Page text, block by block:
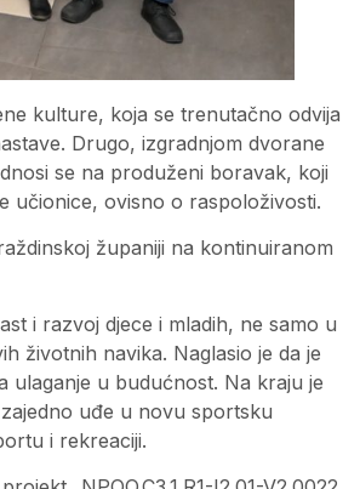
kulture, koja se trenutačno odvija
Drugo, izgradnjom dvorane
se na produženi boravak, koji
učionice, ovisno o raspoloživosti.
županiji na kontinuiranom
i razvoj djece i mladih, ne samo u
životnih navika. Naglasio je da je
ulaganje u budućnost. Na kraju je
uđe u novu sportsku
i rekreaciji.